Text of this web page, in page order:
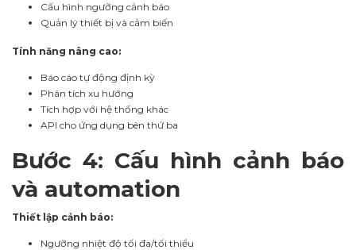
Cấu hình ngưỡng cảnh báo
Quản lý thiết bị và cảm biến
Tính năng nâng cao:
Báo cáo tự động định kỳ
Phân tích xu hướng
Tích hợp với hệ thống khác
API cho ứng dụng bên thứ ba
Bước 4: Cấu hình cảnh báo
và automation
Thiết lập cảnh báo:
Ngưỡng nhiệt độ tối đa/tối thiểu